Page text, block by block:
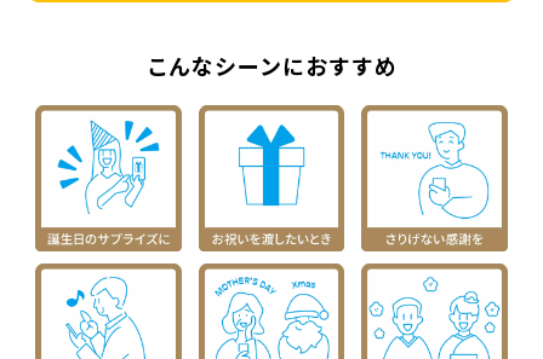
こんなシーンにおすすめ